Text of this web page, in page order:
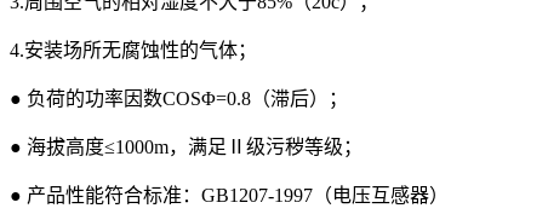
4.安装场所无腐蚀性的气体；
● 负荷的功率因数COSΦ=0.8（滞后）；
● 海拔高度≤1000m，满足Ⅱ级污秽等级；
● 产品性能符合标准：GB1207-1997（电压互感器）